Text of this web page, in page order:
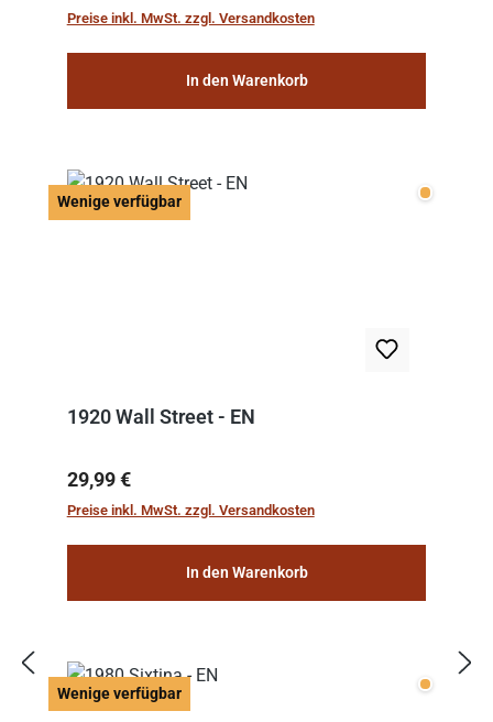
work: “Le Voyage dans la Lune” (“A Trip to...
Preise inkl. MwSt. zzgl. Versandkosten
In den Warenkorb
Wenige verfügbar Wenige
1920 Wall Street - EN
Regulärer Preis:
29,99 €
Preise inkl. MwSt. zzgl. Versandkosten
In den Warenkorb
Wenige verfügbar Wenige